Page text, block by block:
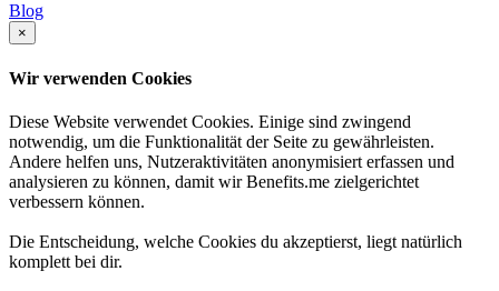
Blog
×
Wir verwenden Cookies
Diese Website verwendet Cookies. Einige sind zwingend
notwendig, um die Funktionalität der Seite zu gewährleisten.
Andere helfen uns, Nutzeraktivitäten anonymisiert erfassen und
analysieren zu können, damit wir Benefits.me zielgerichtet
verbessern können.
Die Entscheidung, welche Cookies du akzeptierst, liegt natürlich
komplett bei dir.